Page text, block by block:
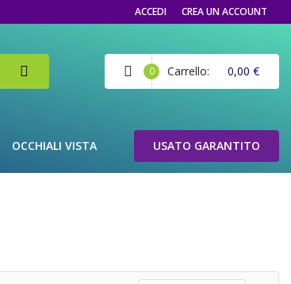
ACCEDI CREA UN ACCOUNT
Carrello
0 0,00 €
OCCHIALI VISTA USATO GARANTITO